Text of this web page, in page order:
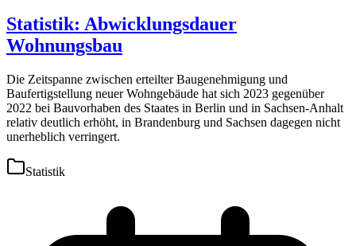
Statistik: Abwicklungsdauer
Wohnungsbau
Die Zeitspanne zwischen erteilter Baugenehmigung und
Baufertigstellung neuer Wohngebäude hat sich 2023 gegenüber
2022 bei Bauvorhaben des Staates in Berlin und in Sachsen-Anhalt
relativ deutlich erhöht, in Brandenburg und Sachsen dagegen nicht
unerheblich verringert.
Statistik